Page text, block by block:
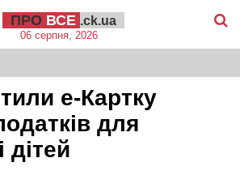
ПРО ВСЕ .ck.ua
06 серпня, 2026
е-Картку
для
дітей